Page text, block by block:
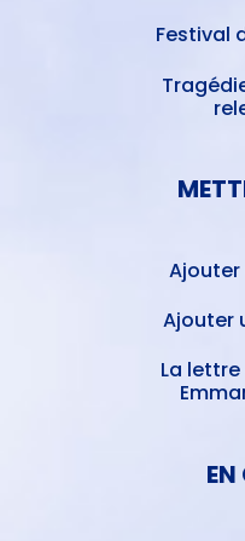
Festival
Ajouter
La